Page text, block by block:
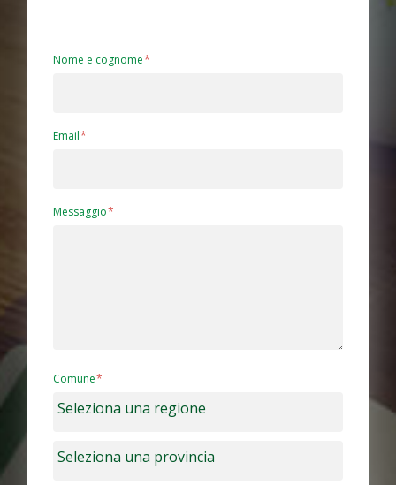
Nome e cognome
Email
Messaggio
Comune